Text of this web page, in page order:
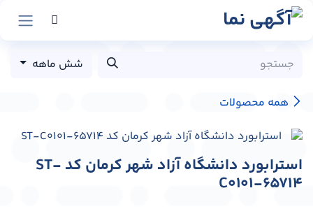
پرش به محتوا
همه محصولات
شش ماهه
استرابورد دانشگاه آزاد شهر کرمان کد ST-
C0101-65714